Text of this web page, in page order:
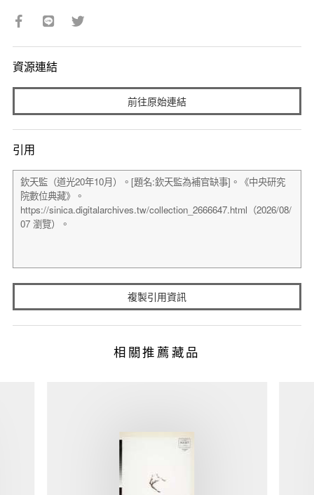
資源連結
前往原始連結
引用
複製引用資訊
相關推薦藏品